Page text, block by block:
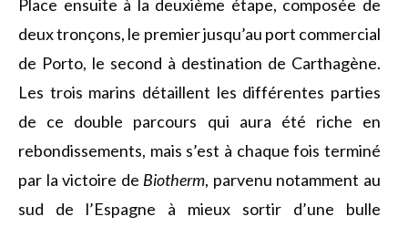
Place ensuite à la deuxième étape, composée de
deux tronçons, le premier jusqu’au port commercial
de Porto, le second à destination de Carthagène.
Les trois marins détaillent les différentes parties
de ce double parcours qui aura été riche en
rebondissements, mais s’est à chaque fois terminé
par la victoire de Biotherm, parvenu notamment au
sud de l’Espagne à mieux sortir d’une bulle